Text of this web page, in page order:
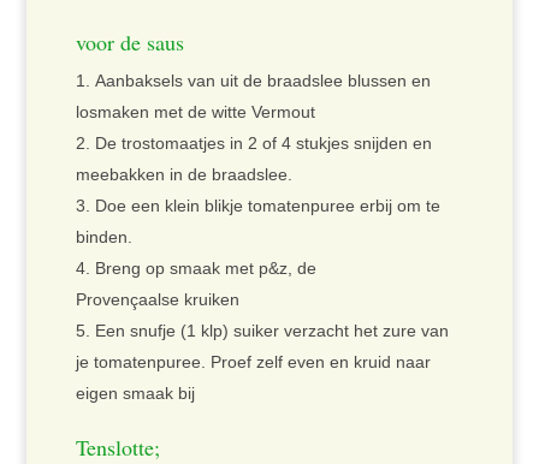
voor de saus
Aanbaksels van uit de braadslee blussen en
losmaken met de witte Vermout
De trostomaatjes in 2 of 4 stukjes snijden en
meebakken in de braadslee.
Doe een klein blikje tomatenpuree erbij om te
binden.
Breng op smaak met p&z, de
Provençaalse kruiken
Een snufje (1 klp) suiker verzacht het zure van
je tomatenpuree. Proef zelf even en kruid naar
eigen smaak bij
Tenslotte;